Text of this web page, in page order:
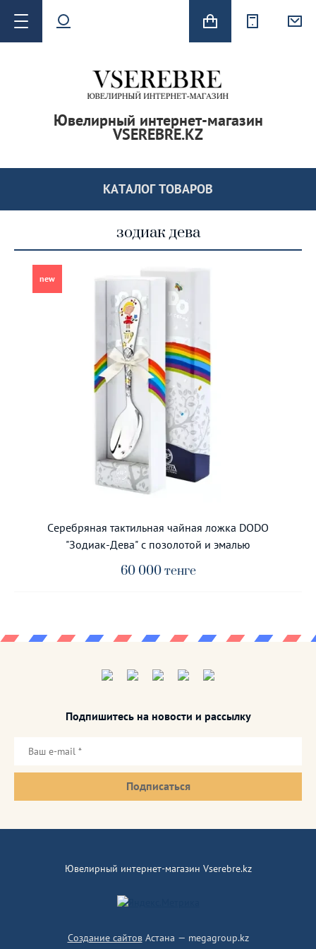
Ювелирный интернет-магазин
VSEREBRE.KZ
КАТАЛОГ ТОВАРОВ
зодиак дева
new
Серебряная тактильная чайная ложка DODO
"Зодиак-Дева" с позолотой и эмалью
60 000тенге
Подпишитесь на новости и рассылку
Подписаться
Ювелирный интернет-магазин Vserebre.kz
Создание сайтовАстана — megagroup.kz